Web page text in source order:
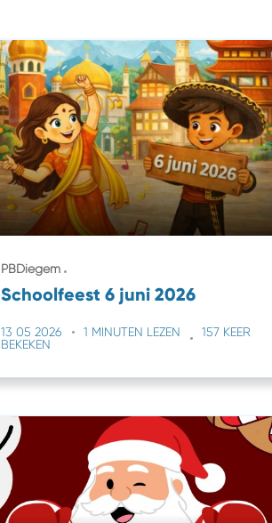
PBDiegem
Schoolfeest 6 juni 2026
13 05 2026 1 MINUTEN LEZEN
157 KEER
BEKEKEN